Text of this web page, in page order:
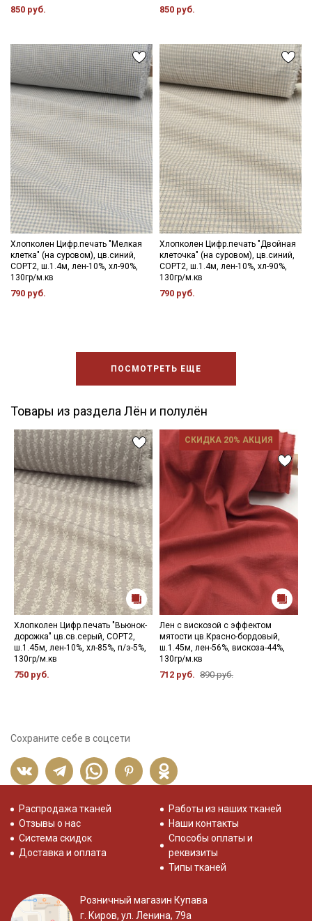
850 руб. 850 руб.
Хлопколен Цифр.печать "Мелкая
клетка" (на суровом), цв.синий,
СОРТ2, ш.1.4м, лен-10%, хл-90%,
130гр/м.кв
790 руб.
Хлопколен Цифр.печать "Двойная
клеточка" (на суровом), цв.синий,
СОРТ2, ш.1.4м, лен-10%, хл-90%,
130гр/м.кв
790 руб.
ПОСМОТРЕТЬ ЕЩЕ
Товары из раздела Лён и полулён
Хлопколен Цифр.печать "Вьюнок-
дорожка" цв.св.серый, СОРТ2,
ш.1.45м, лен-10%, хл-85%, п/э-5%,
130гр/м.кв
750 руб.
СКИДКА 20% АКЦИЯ
Лен с вискозой с эффектом
мятости цв.Красно-бордовый,
ш.1.45м, лен-56%, вискоза-44%,
130гр/м.кв
712 руб. 890 руб.
Сохраните себе в соцсети
Распродажа тканей
Отзывы о нас
Система скидок
Доставка и оплата
Работы из наших тканей
Наши контакты
Способы оплаты и
реквизиты
Типы тканей
Розничный магазин Купава
г. Киров, ул. Ленина, 79а